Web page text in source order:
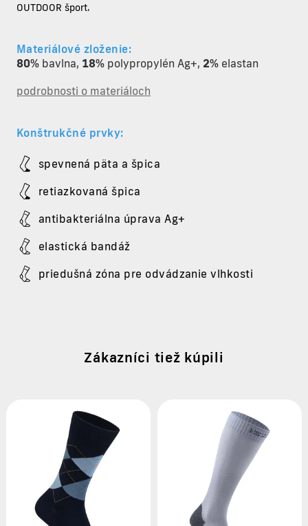
OUTDOOR šport.
Materiálové zloženie:
80% bavlna, 18% polypropylén Ag+, 2% elastan
podrobnosti o materiáloch
Konštrukčné prvky:
spevnená päta a špica
retiazkovaná špica
antibakteriálna úprava Ag+
elastická bandáž
priedušná zóna pre odvádzanie vlhkosti
Zákazníci tiež kúpili